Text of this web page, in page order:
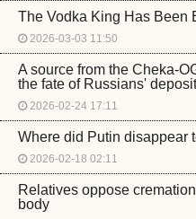
The Vodka King Has Been
2026-03-03 11:50
A source from the Cheka-
the fate of Russians'
2026-02-24 17:11
Where did Putin disappear
2026-02-18 02:11
Relatives oppose
body